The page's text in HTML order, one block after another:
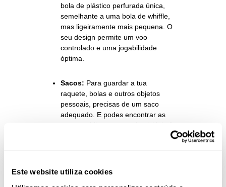
Este website utiliza cookies
bola de plástico perfurada única,
semelhante a uma bola de whiffle,
mas ligeiramente mais pequena. O
seu design permite um voo
controlado e uma jogabilidade
óptima.
Sacos: Para guardar a tua
raquete, bolas e outros objetos
pessoais, precisas de um saco
adequado. E podes encontrar as
tuas mochilas e sacos de pickleball
a sacos de acessórios mais